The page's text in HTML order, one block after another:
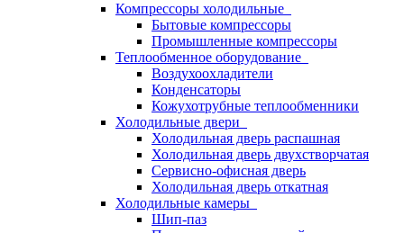
Компрессоры холодильные
Бытовые компрессоры
Промышленные компрессоры
Теплообменное оборудование
Воздухоохладители
Конденсаторы
Кожухотрубные теплообменники
Холодильные двери
Холодильная дверь распашная
Холодильная дверь двухстворчатая
Сервисно-офисная дверь
Холодильная дверь откатная
Холодильные камеры
Шип-паз